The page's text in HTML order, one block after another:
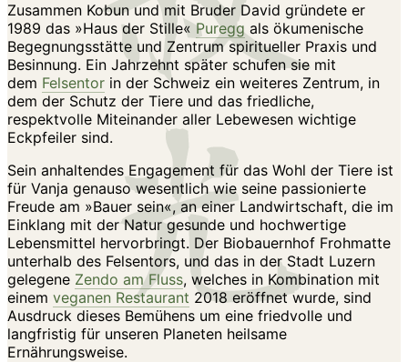
Zusammen Kobun und mit Bruder David gründete er
1989 das »Haus der Stille«Puregg als ökumenische
Begegnungsstätte und Zentrum spiritueller Praxis und
Besinnung. Ein Jahrzehnt später schufen sie mit
dem Felsentor in der Schweiz ein weiteres Zentrum, in
dem der Schutz der Tiere und das friedliche,
respektvolle Miteinander aller Lebewesen wichtige
Eckpfeiler sind.
Sein anhaltendes Engagement für das Wohl der Tiere ist
für Vanja genauso wesentlich wie seine passionierte
Freude am »Bauer sein«, an einer Landwirtschaft, die im
Einklang mit der Natur gesunde und hochwertige
Lebensmittel hervorbringt. Der Biobauernhof Frohmatte
unterhalb des Felsentors, und das in der Stadt Luzern
gelegene Zendo am Fluss, welches in Kombination mit
einem veganen Restaurant 2018 eröffnet wurde, sind
Ausdruck dieses Bemühens um eine friedvolle und
langfristig für unseren Planeten heilsame
Ernährungsweise.